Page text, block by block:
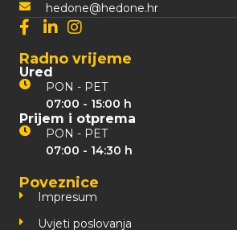
hedone@hedone.hr
Radno vrijeme
Ured
PON - PET
07:00 - 15:00 h
Prijem i otprema
PON - PET
07:00 - 14:30 h
Poveznice
Impresum
Uvjeti poslovanja